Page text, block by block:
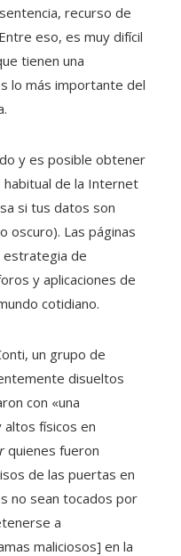
recurso de
eso, es muy difícil
tienen una
lo más importante del
y es posible obtener
de la Internet
si tus datos son
oscuro). Las páginas
estrategia de
y aplicaciones de
cotidiano.
un grupo de
disueltos
con «una
físicos en
quienes fueron
de las puertas en
no sean tocados por
a
maliciosos] en la